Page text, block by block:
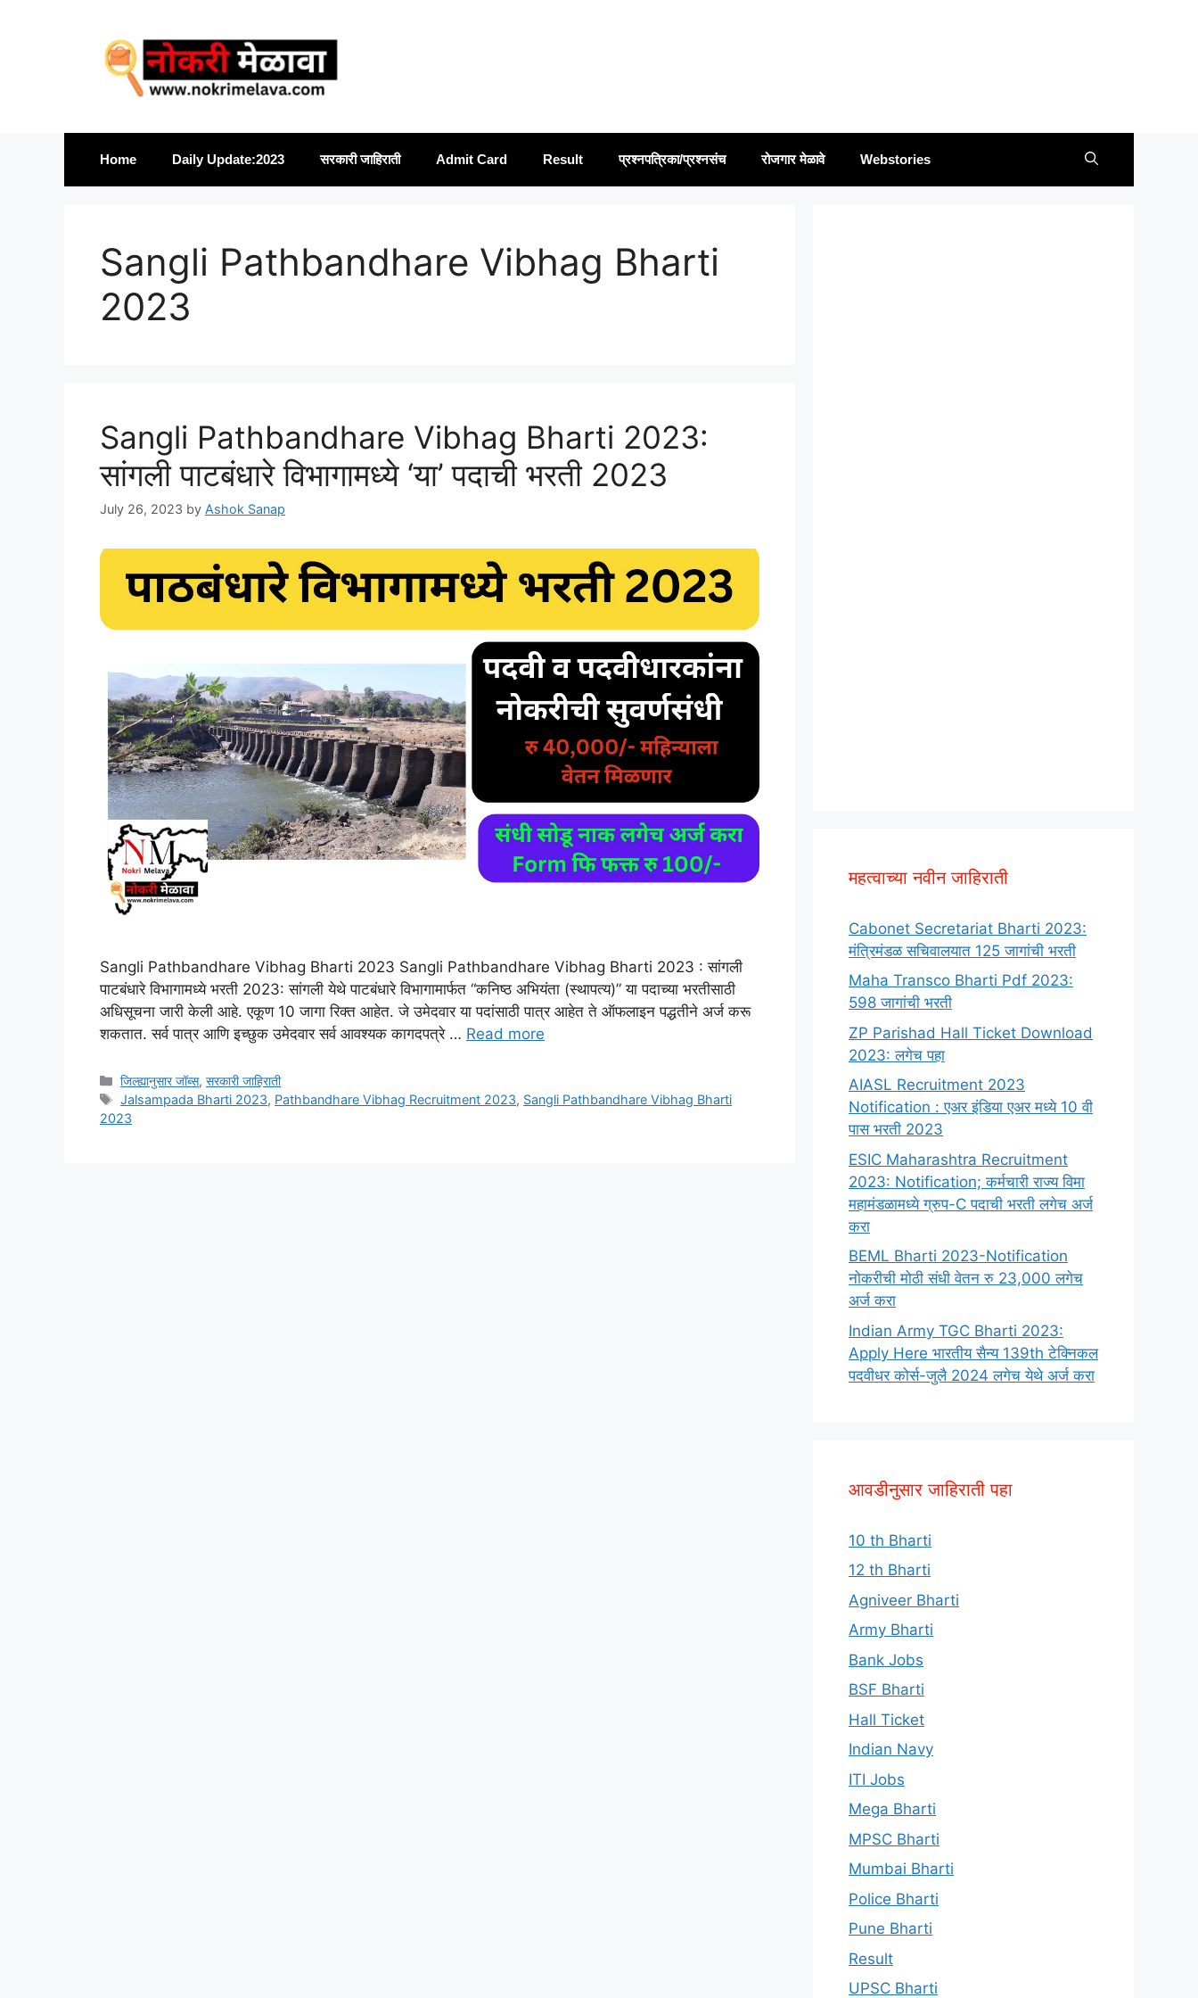
Home Daily Update:2023 सरकारी जाहिराती Admit Card Result प्रश्नपत्रिका/प्रश्नसंच रोजगार मेळावे Webstories
Sangli Pathbandhare Vibhag Bharti
2023
Sangli Pathbandhare Vibhag Bharti 2023:
सांगली पाटबंधारे विभागामध्ये ‘या’ पदाची भरती 2023
July 26, 2023 by Ashok Sanap
Sangli Pathbandhare Vibhag Bharti 2023 Sangli Pathbandhare Vibhag Bharti 2023 : सांगली
पाटबंधारे विभागामध्ये भरती 2023: सांगली येथे पाटबंधारे विभागामार्फत “कनिष्ठ अभियंता (स्थापत्य)” या पदाच्या भरतीसाठी
अधिसूचना जारी केली आहे. एकूण 10 जागा रिक्त आहेत. जे उमेदवार या पदांसाठी पात्र आहेत ते ऑफलाइन पद्धतीने अर्ज करू
शकतात. सर्व पात्र आणि इच्छुक उमेदवार सर्व आवश्यक कागदपत्रे … Read more
Categories
जिल्ह्यानुसार जॉब्स,सरकारी जाहिराती
Tags
Jalsampada Bharti 2023, Pathbandhare Vibhag Recruitment 2023, Sangli Pathbandhare Vibhag Bharti
2023
महत्वाच्या नवीन जाहिराती
Cabonet Secretariat Bharti 2023:
मंत्रिमंडळ सचिवालयात 125 जागांची भरती
Maha Transco Bharti Pdf 2023:
598 जागांची भरती
ZP Parishad Hall Ticket Download
2023: लगेच पहा
AIASL Recruitment 2023
Notification : एअर इंडिया एअर मध्ये 10 वी
पास भरती 2023
ESIC Maharashtra Recruitment
2023: Notification; कर्मचारी राज्य विमा
महामंडळामध्ये ग्रुप-C पदाची भरती लगेच अर्ज
करा
BEML Bharti 2023-Notification
नोकरीची मोठी संधी वेतन रु 23,000 लगेच
अर्ज करा
Indian Army TGC Bharti 2023:
Apply Here भारतीय सैन्य 139th टेक्निकल
पदवीधर कोर्स-जुलै 2024 लगेच येथे अर्ज करा
आवडीनुसार जाहिराती पहा
10 th Bharti
12 th Bharti
Agniveer Bharti
Army Bharti
Bank Jobs
BSF Bharti
Hall Ticket
Indian Navy
ITI Jobs
Mega Bharti
MPSC Bharti
Mumbai Bharti
Police Bharti
Pune Bharti
Result
UPSC Bharti